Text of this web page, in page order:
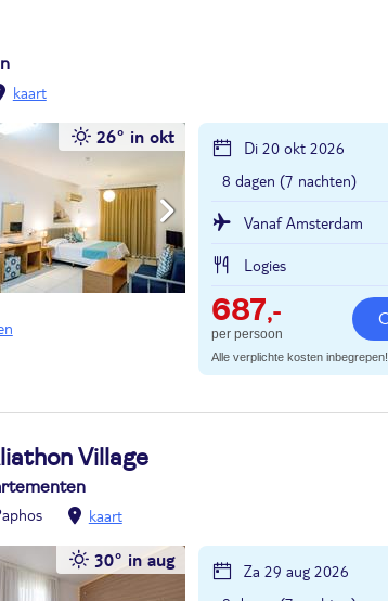
kaart
26° in okt
Di 20 okt 2026
8 dagen (7 nachten)
Vanaf Amsterdam
Logies
687,-
per persoon
Alle verplichte kosten inbegrepen!
Village
kaart
30° in aug
Za 29 aug 2026